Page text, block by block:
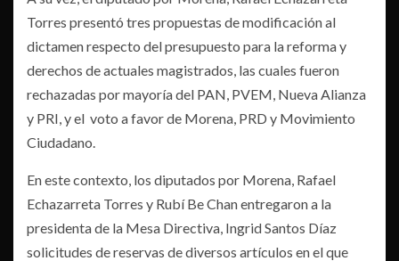
Torres presentó tres propuestas de modificación al
dictamen respecto del presupuesto para la reforma y
derechos de actuales magistrados, las cuales fueron
rechazadas por mayoría del PAN, PVEM, Nueva Alianza
y PRI, y el voto a favor de Morena, PRD y Movimiento
Ciudadano.
En este contexto, los diputados por Morena, Rafael
Echazarreta Torres y Rubí Be Chan entregaron a la
presidenta de la Mesa Directiva, Ingrid Santos Díaz
solicitudes de reservas de diversos artículos en el que